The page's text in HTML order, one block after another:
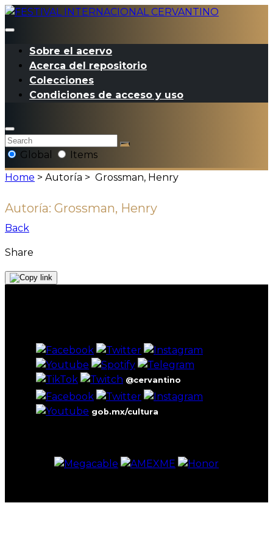
Sobre el acervo
Acerca del repositorio
Colecciones
Condiciones de acceso y uso
Global
Items
Home > Autoría > Grossman, Henry
Autoría: Grossman, Henry
Back
Share
@cervantino
gob.mx/cultura